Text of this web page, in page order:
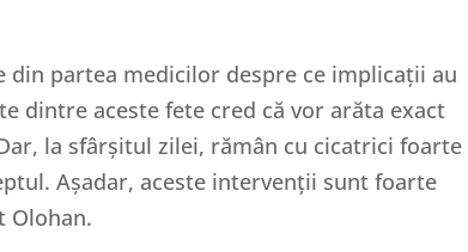
din partea medicilor despre ce implicații au
dintre aceste fete cred că vor arăta exact
la sfârșitul zilei, rămân cu cicatrici foarte
Așadar, aceste intervenții sunt foarte
Olohan.